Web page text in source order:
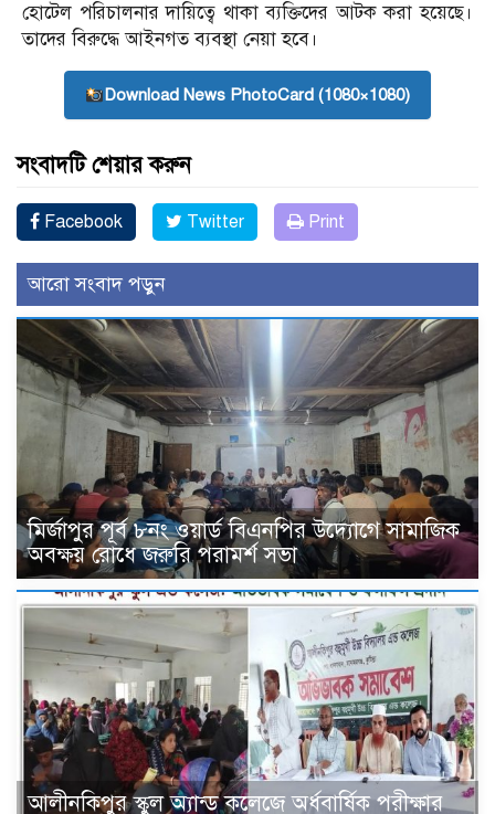
হোটেল পরিচালনার দায়িত্বে থাকা ব্যক্তিদের আটক করা হয়েছে।
তাদের বিরুদ্ধে আইনগত ব্যবস্থা নেয়া হবে।
Download News PhotoCard (1080×1080)
সংবাদটি শেয়ার করুন
Facebook Twitter Print
আরো সংবাদ পড়ুন
মির্জাপুর পূর্ব ৮নং ওয়ার্ড বিএনপির উদ্যোগে সামাজিক
অবক্ষয় রোধে জরুরি পরামর্শ সভা
আলীনকিপুর স্কুল অ্যান্ড কলেজে অর্ধবার্ষিক পরীক্ষার